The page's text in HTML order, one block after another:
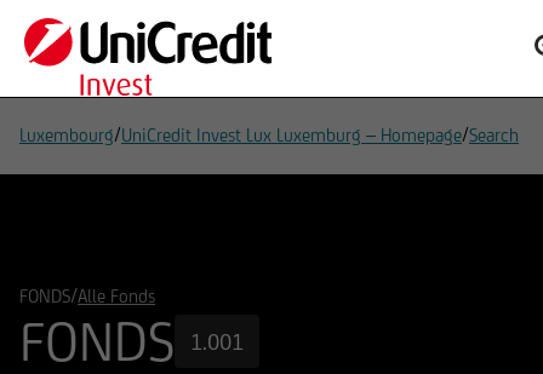
Luxembourg/UniCredit Invest Lux Luxemburg – Homepage/Search
FONDS/Alle Fonds
FONDS 1.001